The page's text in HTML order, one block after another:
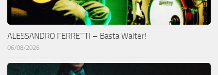
ALESSANDRO FERRETTI – Basta Walter!
06/08/2026